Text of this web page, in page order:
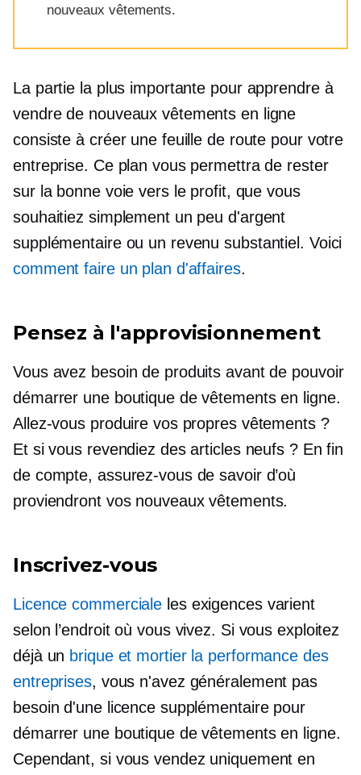
nouveaux vêtements.
La partie la plus importante pour apprendre à
vendre de nouveaux vêtements en ligne
consiste à créer une feuille de route pour votre
entreprise. Ce plan vous permettra de rester
sur la bonne voie vers le profit, que vous
souhaitiez simplement un peu d'argent
supplémentaire ou un revenu substantiel. Voici
comment faire un plan d'affaires.
Pensez à l'approvisionnement
Vous avez besoin de produits avant de pouvoir
démarrer une boutique de vêtements en ligne.
Allez-vous produire vos propres vêtements ?
Et si vous revendiez des articles neufs ? En fin
de compte, assurez-vous de savoir d’où
proviendront vos nouveaux vêtements.
Inscrivez-vous
Licence commerciale les exigences varient
selon l’endroit où vous vivez. Si vous exploitez
déjà un brique et mortierla performance des
entreprises, vous n'avez généralement pas
besoin d'une licence supplémentaire pour
démarrer une boutique de vêtements en ligne.
Cependant, si vous vendez uniquement en